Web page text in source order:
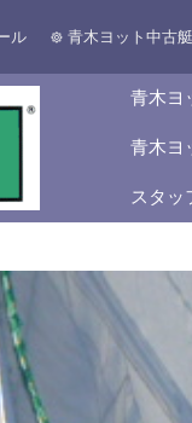
ル 青木ヨット中古艇
青木ヨ
青木ヨ
スタッ